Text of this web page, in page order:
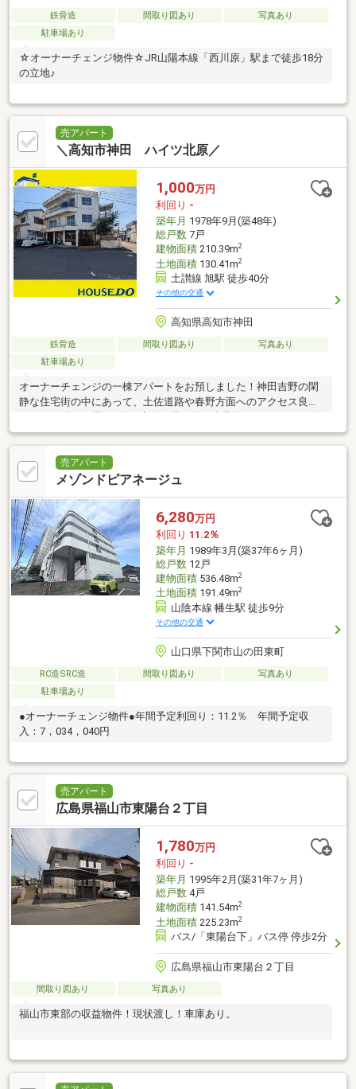
鉄骨造 間取り図あり
写真あり
駐車場あり
☆オーナーチェンジ物件☆JR山陽本線「西川原」駅まで徒歩18分
の立地♪
売アパート
＼高知市神田 ハイツ北原／
1,000万円
利回り -
築年月 1978年9月(築48年)
総戸数7戸
建物面積210.39m2
土地面積130.41m2
土讃線 旭駅 徒歩40分
その他の交通
高知県高知市神田
鉄骨造 間取り図あり
写真あり
駐車場あり
オーナーチェンジの一棟アパートをお預しました！神田吉野の閑
静な住宅街の中にあって、土佐道路や春野方面へのアクセス良
も満たす構成です！
売アパート
メゾンドピアネージュ
6,280万円
利回り 11.2％
築年月 1989年3月(築37年6ヶ月)
総戸数12戸
建物面積536.48m2
土地面積191.49m2
山陰本線 幡生駅 徒歩9分
その他の交通
山口県下関市山の田東町
RC造SRC造 間取り図あり
写真あり
駐車場あり
●オーナーチェンジ物件●年間予定利回り：11.2％ 年間予定収
入：7，034，040円
売アパート
広島県福山市東陽台２丁目
1,780万円
利回り -
築年月 1995年2月(築31年7ヶ月)
総戸数4戸
建物面積141.54m2
土地面積225.23m2
バス/「東陽台下」バス停 停歩2分
広島県福山市東陽台２丁目
間取り図あり 写真あり
福山市東部の収益物件！現状渡し！車庫あり。